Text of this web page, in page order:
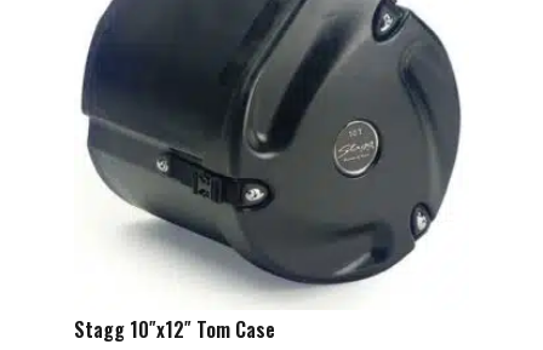
Stagg 10″x12″ Tom Case